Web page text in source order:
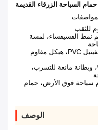
السباحة الزرقاء القديمة
نمط الفسيفساء، لمسة
بطانة حمام السباحة من الفينيل PVC، هيكل مقاوم
للماء بنسبة 100%، وبطانة مانعة للتسرب،
سباحة فوق الأرض، حمام
الوصف